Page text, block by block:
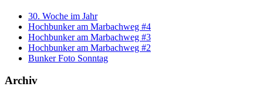
30. Woche im Jahr
Hochbunker am Marbachweg #4
Hochbunker am Marbachweg #3
Hochbunker am Marbachweg #2
Bunker Foto Sonntag
Archiv